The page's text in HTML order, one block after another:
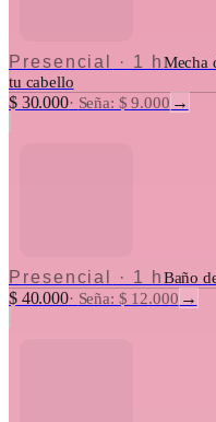
Presencial · 1 hMecha
tu cabello
$ 30.000· Seña: $ 9.000 →
Presencial · 1 hBaño
$ 40.000· Seña: $ 12.000 →